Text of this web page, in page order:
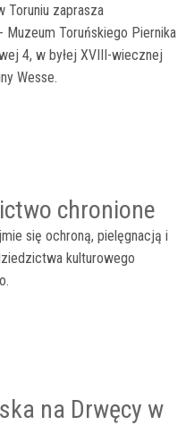
Toruniu zaprasza
Toruńskiego Piernika
4, w byłej XVIII-wiecznej
Wesse.
chronione
się ochroną, pielęgnacją i
kulturowego
na Drwęcy w